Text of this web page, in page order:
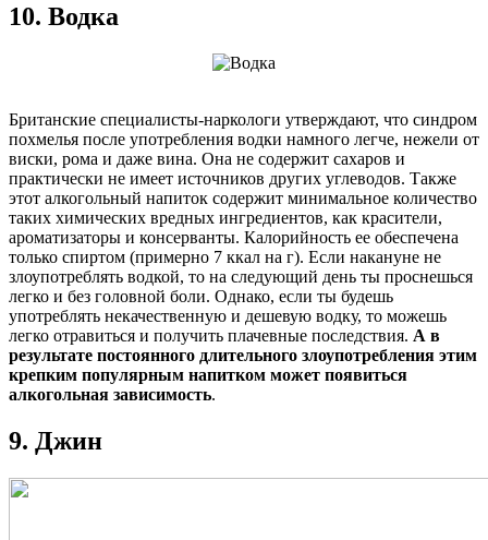
10. Водка
Британские специалисты-наркологи утверждают, что синдром
похмелья после употребления водки намного легче, нежели от
виски, рома и даже вина. Она не содержит сахаров и
практически не имеет источников других углеводов. Также
этот алкогольный напиток содержит минимальное количество
таких химических вредных ингредиентов, как красители,
ароматизаторы и консерванты. Калорийность ее обеспечена
только спиртом (примерно 7 ккал на г). Если накануне не
злоупотреблять водкой, то на следующий день ты проснешься
легко и без головной боли. Однако, если ты будешь
употреблять некачественную и дешевую водку, то можешь
легко отравиться и получить плачевные последствия. А в
результате постоянного длительного злоупотребления этим
крепким популярным напитком может появиться
алкогольная зависимость.
9. Джин